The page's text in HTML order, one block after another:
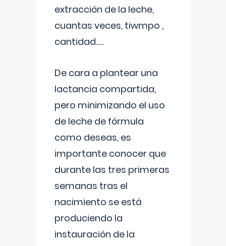
extracción de la leche,
cuantas veces, tiwmpo ,
cantidad.....
De cara a plantear una
lactancia compartida,
pero minimizando el uso
de leche de fórmula
como deseas, es
importante conocer que
durante las tres primeras
semanas tras el
nacimiento se está
produciendo la
instauración de la